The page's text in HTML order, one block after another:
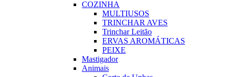
COZINHA
MULTIUSOS
TRINCHAR AVES
Trinchar Leitão
ERVAS AROMÁTICAS
PEIXE
Mastigador
Animais